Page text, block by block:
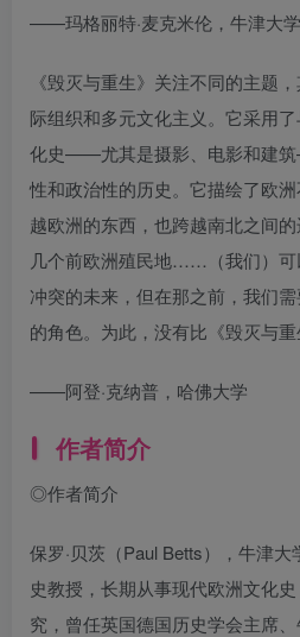
——玛格丽特·麦克米伦，牛津大学
《毁灭与重生》关注不同的主题
际组织和多元文化主义。它采用
化史——尤其是摄影、电影和建
性和政治性的历史。它描绘了欧
越欧洲的东西，也跨越南北之间
几个前欧洲殖民地……（我们）可
冲突的未来，但在那之前，我们
的角色。为此，没有比《毁灭与重
——阿登·克纳普，哈佛大学
作者简介
◎作者简介
保罗·贝茨（Paul Betts），牛津
史教授，长期从事现代欧洲文化
究，曾任英国德国历史学会主席